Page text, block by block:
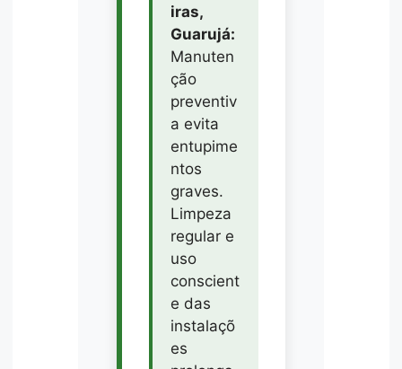
iras,
Guarujá:
Manuten
ção
preventiv
a evita
entupime
ntos
graves.
Limpeza
regular e
uso
conscient
e das
instalaçõ
es